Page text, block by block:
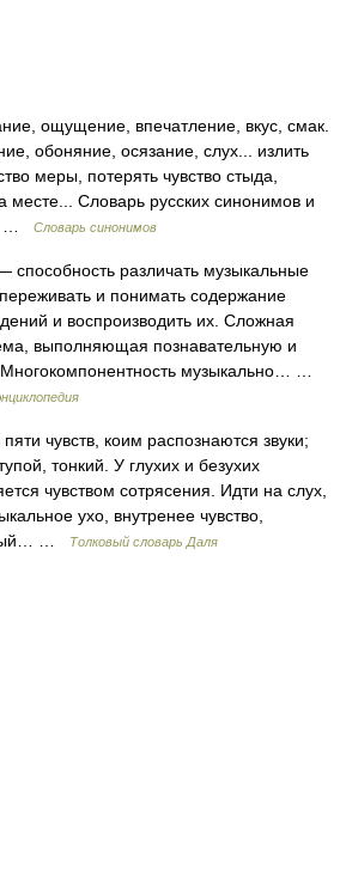
ощущение, впечатление, вкус, смак.
обоняние, осязание, слух... излить
меры, потерять чувство стыда,
месте... Словарь русских синонимов и
…
Словарь синонимов
способность различать музыкальные
и понимать содержание
и воспроизводить их. Сложная
выполняющая познавательную и
музыкально… …
чувств, коим распознаются звуки;
тонкий. У глухих и безухих
чувством сотрясения. Идти на слух,
ухо, внутренее чувство,
…
Толковый словарь Даля